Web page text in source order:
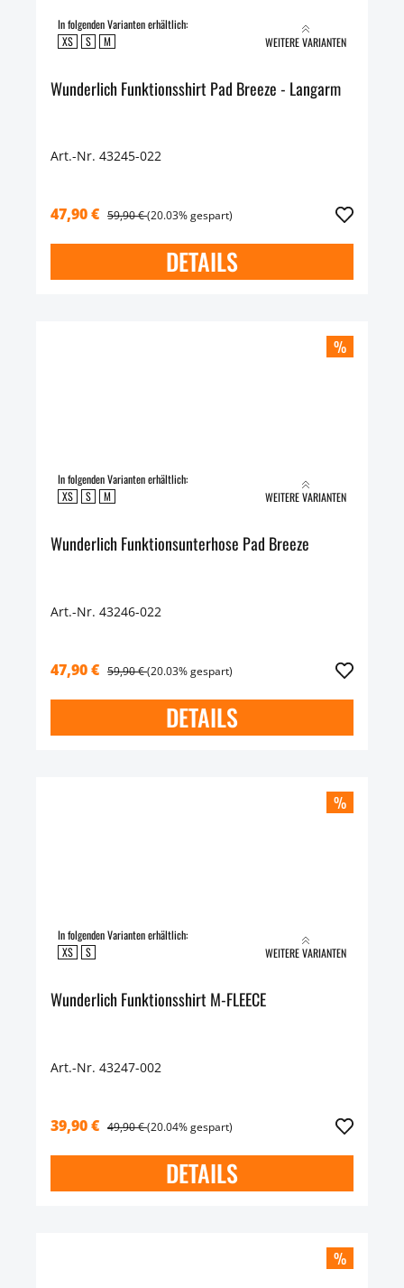
In folgenden Varianten erhältlich:
XS
S M WEITERE VARIANTEN
Wunderlich Funktionsshirt Pad Breeze - Langarm
Art.-Nr. 43245-022
47,90 € 59,90 €(20.03% gespart)
DETAILS
%
In folgenden Varianten erhältlich:
XS
S M WEITERE VARIANTEN
Wunderlich Funktionsunterhose Pad Breeze
Art.-Nr. 43246-022
47,90 € 59,90 €(20.03% gespart)
DETAILS
%
In folgenden Varianten erhältlich:
XS
S WEITERE VARIANTEN
Wunderlich Funktionsshirt M-FLEECE
Art.-Nr. 43247-002
39,90 € 49,90 €(20.04% gespart)
DETAILS
%